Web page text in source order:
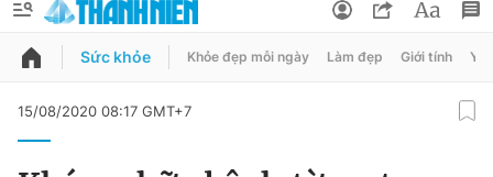
QUẢNG CÁO ĐẶT BÁO
Sức khỏe Khỏe đẹp mỗi ngày Làm đẹp Giới tính Y
15/08/2020 08:17 GMT+7